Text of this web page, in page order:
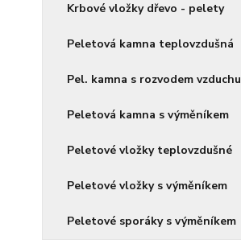
Krbové vložky dřevo - pelety
Peletová kamna teplovzdušná
Pel. kamna s rozvodem vzduchu
Peletová kamna s výměníkem
Peletové vložky teplovzdušné
Peletové vložky s výměníkem
Peletové sporáky s výměníkem